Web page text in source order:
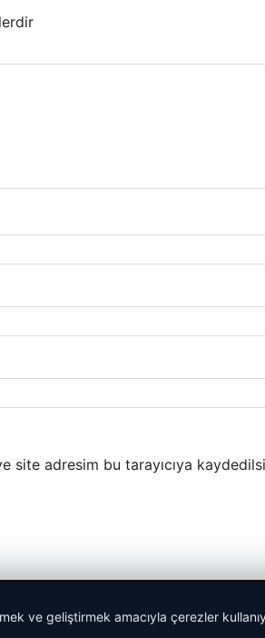
site adresim bu tarayıcıya
ve geliştirmek amacıyla çerezler